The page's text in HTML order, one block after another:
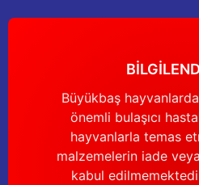
Bu ürüne benzer farklı alternatifler
Gönder
Büyükbaş
önemli bulaşıcı
hayvanlarla temas
malzemelerin iade
kabul